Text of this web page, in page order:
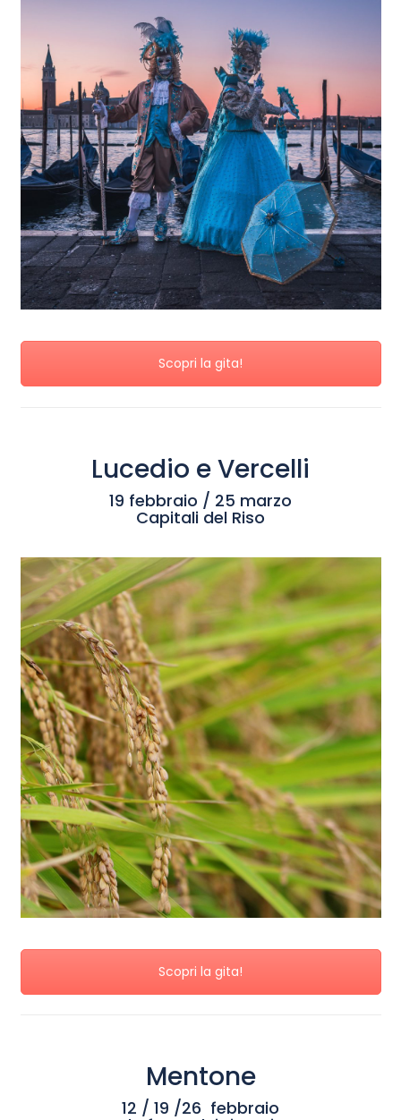
Scopri la gita!
Lucedio e Vercelli
19 febbraio / 25 marzo
Capitali del Riso
Scopri la gita!
Mentone
12 / 19 /26 febbraio